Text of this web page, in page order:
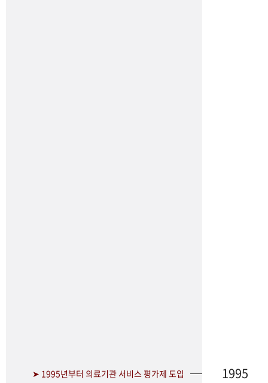
➤ 1995년부터 의료기관 서비스 평가제 도입 1995